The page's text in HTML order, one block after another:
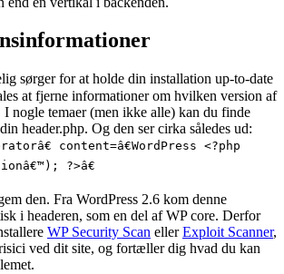
sørger for at holde din installation up-to-date
at fjerne informationer om hvilken version af
I nogle temaer (men ikke alle) kan du finde
header.php. Og den ser cirka således ud:
content=â€WordPress <?php
?>â€
den. Fra WordPress 2.6 kom denne
i headeren, som en del af WP core. Derfor
WP Security Scan ellerExploit Scanner,
ved dit site, og fortæller dig hvad du kan